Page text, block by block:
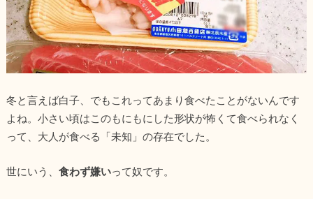
冬と言えば白子、でもこれってあまり食べたことがないんです
よね。小さい頃はこのもにもにした形状が怖くて食べられなく
って、大人が食べる「未知」の存在でした。
世にいう、 食わず嫌いって奴です。